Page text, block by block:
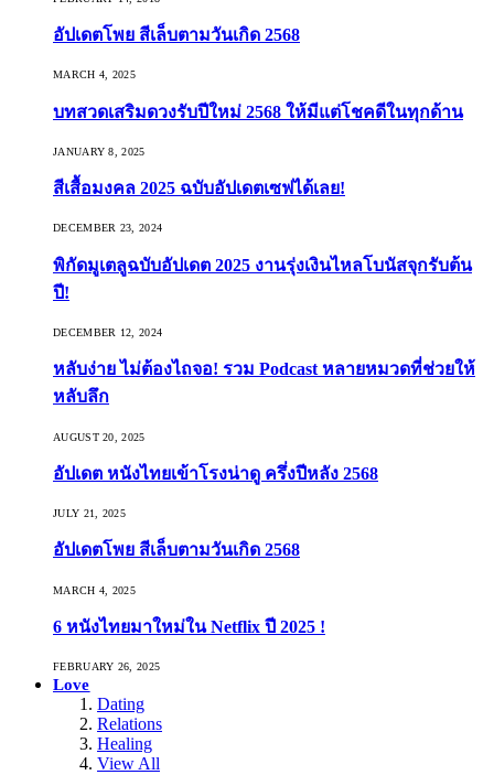
อัปเดตโพย สีเล็บตามวันเกิด 2568
MARCH 4, 2025
บทสวดเสริมดวงรับปีใหม่ 2568 ให้มีแต่โชคดีในทุกด้าน
JANUARY 8, 2025
สีเสื้อมงคล 2025 ฉบับอัปเดตเซฟได้เลย!
DECEMBER 23, 2024
พิกัดมูเตลูฉบับอัปเดต 2025 งานรุ่งเงินไหลโบนัสจุกรับต้น
ปี!
DECEMBER 12, 2024
หลับง่าย ไม่ต้องไถจอ! รวม Podcast หลายหมวดที่ช่วยให้
หลับลึก
AUGUST 20, 2025
อัปเดต หนังไทยเข้าโรงน่าดู ครึ่งปีหลัง 2568
JULY 21, 2025
อัปเดตโพย สีเล็บตามวันเกิด 2568
MARCH 4, 2025
6 หนังไทยมาใหม่ใน Netflix ปี 2025 !
FEBRUARY 26, 2025
Love
Dating
Relations
Healing
View All